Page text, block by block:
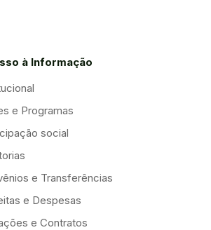
à Informação
e Programas
social
e Transferências
e Despesas
e Contratos